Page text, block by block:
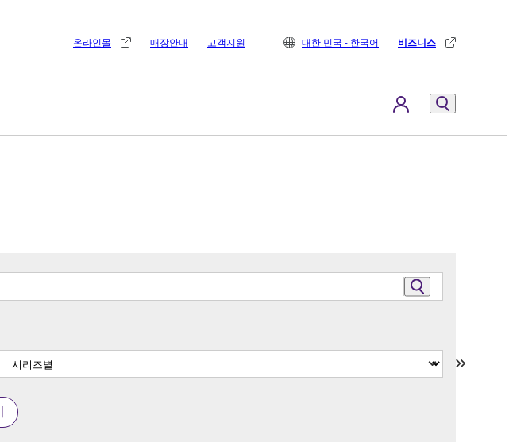
온라인몰 매장안내 고객지원 대한 민국 - 한국어 비즈니스